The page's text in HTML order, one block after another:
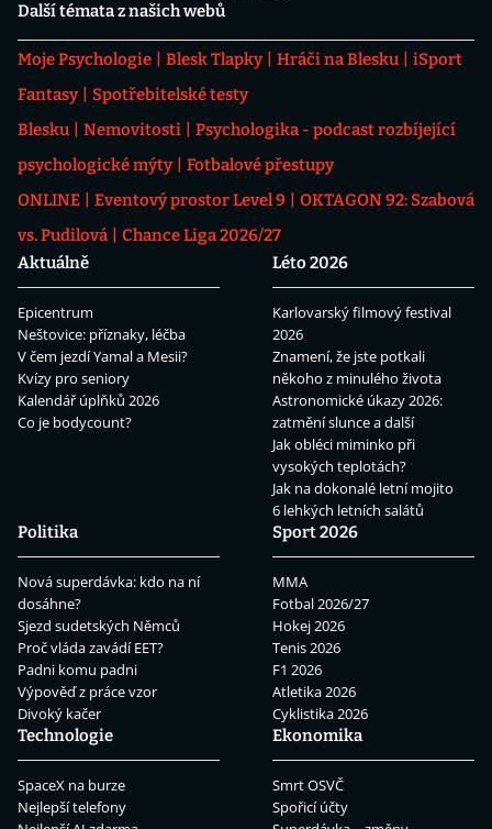
Další témata z našich webů
Moje Psychologie Blesk Tlapky Hráči na Blesku
iSport
Fantasy
Spotřebitelské testy
Blesku
Nemovitosti
Psychologika - podcast rozbíjející
psychologické mýty
Fotbalové přestupy
ONLINE
Eventový prostor Level 9
OKTAGON 92: Szabová
vs. Pudilová
Chance Liga 2026/27
Aktuálně
Epicentrum
Neštovice: příznaky, léčba
V čem jezdí Yamal a Mesii?
Kvízy pro seniory
Kalendář úplňků 2026
Co je bodycount?
Léto 2026
Karlovarský filmový festival
2026
Znamení, že jste potkali
někoho z minulého života
Astronomické úkazy 2026:
zatmění slunce a další
Jak obléci miminko při
vysokých teplotách?
Jak na dokonalé letní mojito
6 lehkých letních salátů
Politika
Nová superdávka: kdo na ní
dosáhne?
Sjezd sudetských Němců
Proč vláda zavádí EET?
Padni komu padni
Výpověď z práce vzor
Divoký kačer
Sport 2026
MMA
Fotbal 2026/27
Hokej 2026
Tenis 2026
F1 2026
Atletika 2026
Cyklistika 2026
Technologie
SpaceX na burze
Nejlepší telefony
Ekonomika
Smrt OSVČ
Spořicí účty